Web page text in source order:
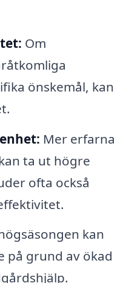
Om
önskemål, kan
Mer erfarna
ta ut högre
ofta också
kan
på grund av ökad